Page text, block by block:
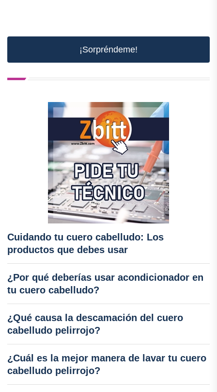
¡Sorpréndeme!
Cuidando tu cuero cabelludo: Los
productos que debes usar
¿Por qué deberías usar acondicionador en
tu cuero cabelludo?
¿Qué causa la descamación del cuero
cabelludo pelirrojo?
¿Cuál es la mejor manera de lavar tu cuero
cabelludo pelirrojo?